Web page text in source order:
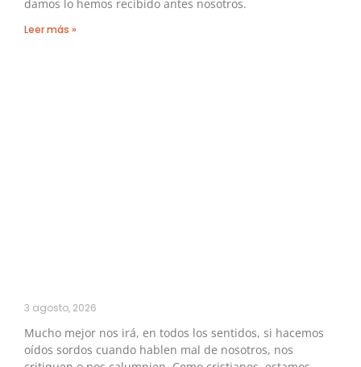
damos lo hemos recibido antes nosotros.
Leer más »
3 agosto, 2026
Mucho mejor nos irá, en todos los sentidos, si hacemos
oídos sordos cuando hablen mal de nosotros, nos